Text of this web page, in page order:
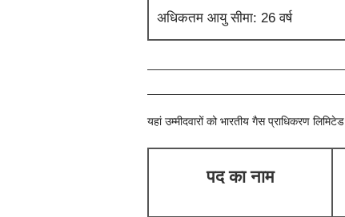
अधिकतम आयु सीमा: 26 वर्ष
यहां उम्मीदवारों कोभारतीय गैस प्राधिकरण
पद का नाम